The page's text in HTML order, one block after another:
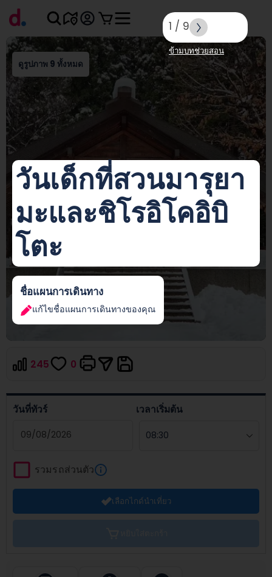
ดูรูปภาพ 9 ทั้งหมด
วันเด็กที่สวนมารุยา
มะและชิโรอิโคอิบิ
โตะ
ชื่อแผนการเดินทาง
แก้ไขชื่อแผนการเดินทางของคุณ
245 0
วันที่ทัวร์ เวลาเริ่มต้น
forward
to
interact
the
รวมรถส่วนตัว
เลือกไกด์นำเที่ยว
1 / 9
ข้ามบทช่วยสอน